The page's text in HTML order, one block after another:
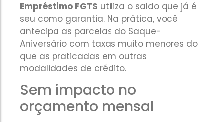
uma vez por ano, automaticamente, através do
você já tem no fundo.
É uma das modalidades mais fáceis de aprovar, sendo
inclusive paranegativados e pessoas com score baixo
uma vez por ano, automaticamente, através do
você já tem no fundo.
É uma das modalidades mais fáceis de aprovar, sendo
inclusive paranegativados e pessoas com score baixo
Empréstimo FGTS utiliza o saldo que já é
seu como garantia. Na prática, você
antecipa as parcelas do Saque-
Aniversário com taxas muito menores do
que as praticadas em outras
modalidades de crédito.
Sem impacto no
orçamento mensal